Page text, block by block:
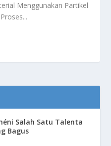
Menggunakan Partikel
Salah Satu Talenta
Bagus